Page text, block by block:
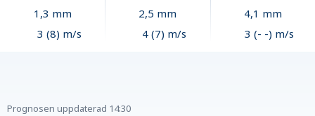
1,3 mm
3 (8) m/s
2,5 mm
4 (7) m/s
4,1 mm
3 (- -) m/s
Prognosen uppdaterad 14:30